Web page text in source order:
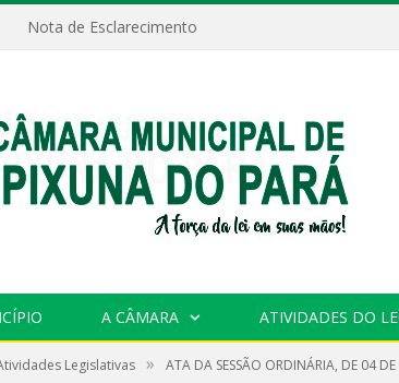
Nota de Esclarecimento
A CÂMARA ATIVIDADES DO
Legislativas » ATA DA SESSÃO ORDINÁRIA, DE 04